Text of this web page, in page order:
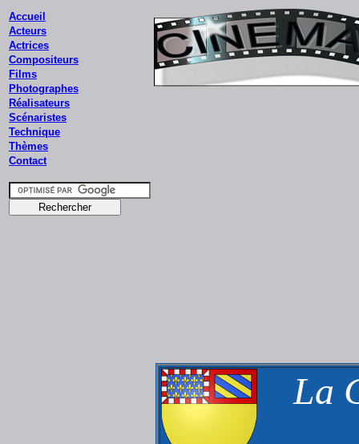
Accueil
Acteurs
Actrices
Compositeurs
Films
Photographes
Réalisateurs
Scénaristes
Technique
Thèmes
Contact
La